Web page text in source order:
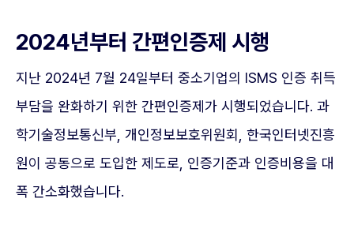
2024년부터 간편인증제 시행
지난 2024년 7월 24일부터 중소기업의 ISMS 인증 취득
부담을 완화하기 위한 간편인증제가 시행되었습니다. 과
학기술정보통신부, 개인정보보호위원회, 한국인터넷진흥
원이 공동으로 도입한 제도로, 인증기준과 인증비용을 대
폭 간소화했습니다.